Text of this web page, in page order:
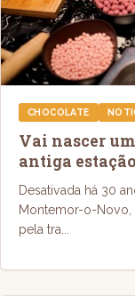
CHOCOLATE
Vai nascer
antiga
Desativada há 30
Montemor-o-Novo,
pela tra...